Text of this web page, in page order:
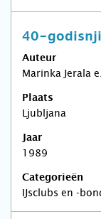
40-
Auteur
Marinka Jerala
Plaats
Ljubljana
Jaar
1989
Categorieën
IJsclubs en -